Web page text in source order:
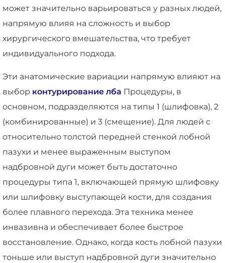
может значительно варьироваться у разных людей,
напрямую влияя на сложность и выбор
хирургического вмешательства, что требует
индивидуального подхода.
Эти анатомические вариации напрямую влияют на
выбор контурирование лба Процедуры, в
основном, подразделяются на типы 1 (шлифовка), 2
(комбинированные) и 3 (смещение). Для людей с
относительно толстой передней стенкой лобной
пазухи и менее выраженным выступом
надбровной дуги может быть достаточно
процедуры типа 1, включающей прямую шлифовку
или шлифовку выступающей кости, для создания
более плавного перехода. Эта техника менее
инвазивна и обеспечивает более быстрое
восстановление. Однако, когда кость лобной пазухи
тоньше или выступ надбровной дуги значительно